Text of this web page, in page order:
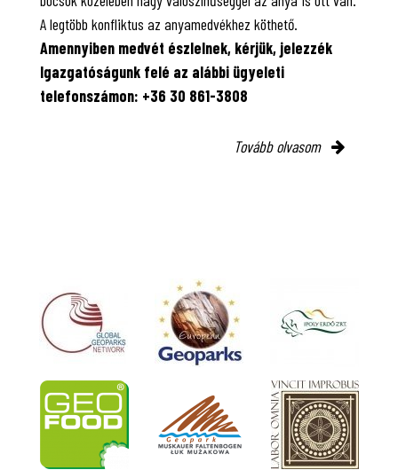
A legtöbb konfliktus az anyamedvékhez köthető.
Amennyiben medvét észlelnek, kérjük, jelezzék
Igazgatóságunk felé az alábbi ügyeleti
telefonszámon: +36 30 861-3808
Tovább olvasom